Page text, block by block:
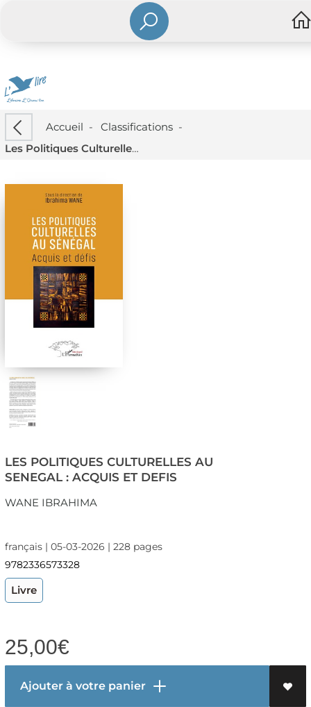
Accueil - Classifications-
Les Politiques Culturelles Au Senegal : Acquis Et Defis
LES POLITIQUES CULTURELLES AU
SENEGAL : ACQUIS ET DEFIS
WANE IBRAHIMA
français | 05-03-2026 | 228 pages
9782336573328
Livre
25,00€
Ajouter à votre panier